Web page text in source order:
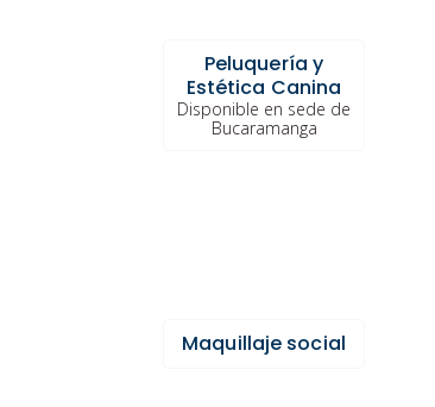
Peluquería y
Estética Canina
Disponible en sede de
Bucaramanga
Maquillaje social